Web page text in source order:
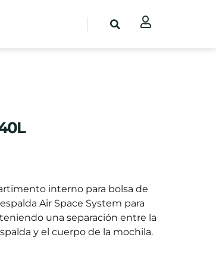
interno para bolsa de
Air Space System para
una separación entre la
y el cuerpo de la mochila.